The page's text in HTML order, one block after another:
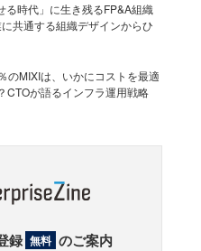
る時代」に生き残るFP&A組織
共通する組織デザインからひ
のMIXIは、いかにコストを最適
CTOが語るインフラ運用戦略
録 無料 のご案内